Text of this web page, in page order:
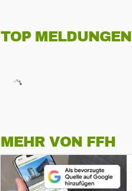
TOP MELDUNGEN
MEHR VON FFH